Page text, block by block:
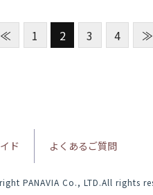
≪ 1 2 3 4 ≫
ド よくあるご質問
PANAVIA Co., LTD.All rights